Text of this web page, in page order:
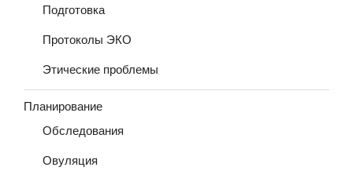
Подготовка
Протоколы ЭКО
Этические проблемы
Планирование
Обследования
Овуляция